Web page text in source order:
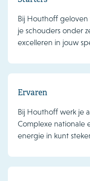
Bij Houthoff geloven
je schouders onder
excelleren in jouw
Ervaren
Bij Houthoff werk je
Complexe nationale
energie in kunt